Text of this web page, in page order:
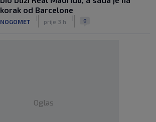
korak od Barcelone
NOGOMET prije 3 h 0
Oglas